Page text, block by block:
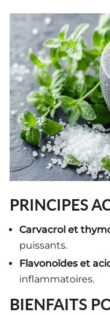
PRINCIPES
Carvacrol et
puissants.
Flavonoïdes et
inflammatoires.
BIENFAITS